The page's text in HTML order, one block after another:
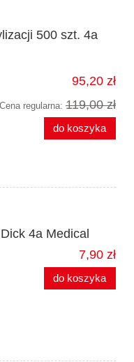
500 szt. 4a
95,20 zł
Cena regularna: 119,00 zł
do koszyka
4a Medical
7,90 zł
do koszyka